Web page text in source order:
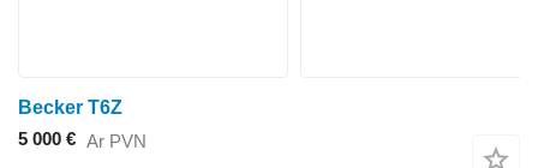
Becker T6Z
5 000 € Ar PVN